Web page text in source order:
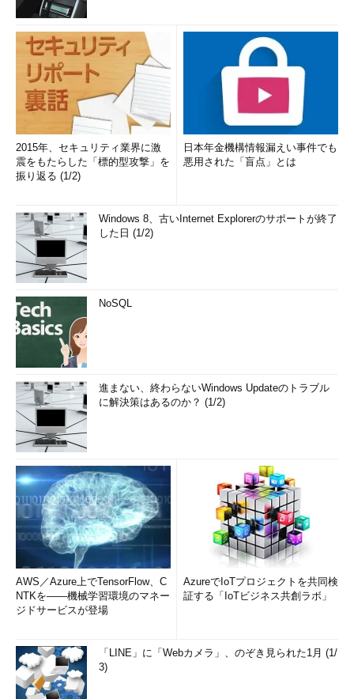
2015年、セキュリティ業界に激
震をもたらした「標的型攻撃」を
振り返る (1/2)
日本年金機構情報漏えい事件でも
悪用された「盲点」とは
Windows 8、古いInternet Explorerのサポートが終了
した日 (1/2)
NoSQL
進まない、終わらないWindows Updateのトラブル
に解決策はあるのか？ (1/2)
AWS／Azure上でTensorFlow、C
NTKを――機械学習環境のマネー
ジドサービスが登場
AzureでIoTプロジェクトを共同検
証する「IoTビジネス共創ラボ」
「LINE」に「Webカメラ」、のぞき見られた1月 (1/
3)